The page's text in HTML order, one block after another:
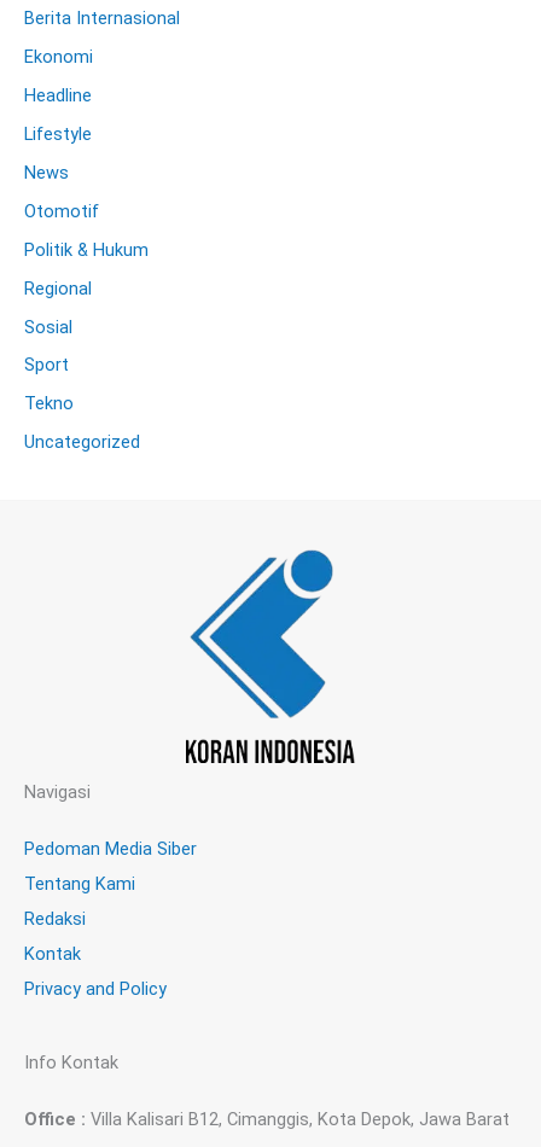
Berita Internasional
Ekonomi
Headline
Lifestyle
News
Otomotif
Politik & Hukum
Regional
Sosial
Sport
Tekno
Uncategorized
Navigasi
Pedoman Media Siber
Tentang Kami
Redaksi
Kontak
Privacy and Policy
Info Kontak
Office : Villa Kalisari B12, Cimanggis, Kota Depok, Jawa Barat